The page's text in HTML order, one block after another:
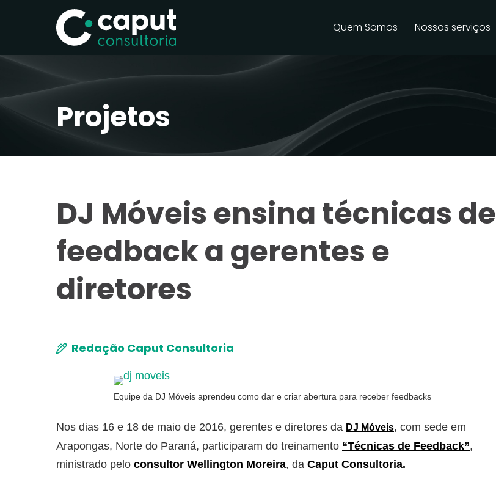
Quem Somos Nossos serviços
Projetos
DJ Móveis ensina técnicas de
feedback a gerentes e
diretores
Redação Caput Consultoria
Equipe da DJ Móveis aprendeu como dar e criar abertura para receber feedbacks
Nos dias 16 e 18 de maio de 2016, gerentes e diretores da DJ Móveis, com sede em
Arapongas, Norte do Paraná, participaram do treinamento “Técnicas de Feedback”,
ministrado pelo consultor Wellington Moreira, da Caput Consultoria.